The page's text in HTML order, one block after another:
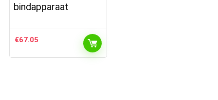
bindapparaat
€67.05